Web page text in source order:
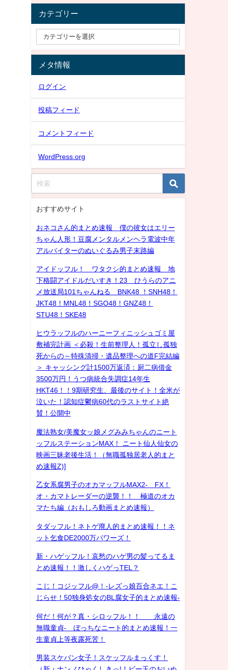
カテゴリー
メタ情報
ログイン
投稿フィード
コメントフィード
WordPress.org
おすすめサイト
おネコさん的まとめ速報 僕の彼女はエリー
ちゃん人形！豆腐メンタルメンヘラ電波中年
アルバイターのぬいぐるみ男子末路編
アイドッフル！ ワタクシ的まとめ速報 地
下格闘アイドルだいすき！23 ひうらのアニ
メ放送局101ちゃんねる BNK48 ！SNH48！
JKT48！MNL48！SGO48！GNZ48！
STU48！SKE48
ヒウラッフルのハーニーフィニッシュゴミ屋
敷補完計画 ＜必殺！生前整理人！孤立し孤独
死からの～特殊清掃・遺品整理への道F完結編
＞ キャッシング計1500万返済：厨二病借金
3500万円！うつ病統合失調症14年生
HKT46！！9期研究生、最後のサイト！全米が
泣いた！認知症鬱病60代のラストサイト絶
賛！公開中
魔法熟女/美魔女ッ娘メグみみちゃんのニート
ッフルステーションMAX！ ニート仙人仙女の
映画三昧老後生活！（無職孤独居老人的まと
め速報Z)]
乙女系腐男子のオカマッフルMAX2- FX！
オ・カマトレーダーの逆襲！！ 極道のオカ
マたち編（おもしろ動画まとめ速報）
タダッフル！ネトゲ廃人的まとめ速報！！ネ
ット乞食DE2000万パワーズ！
新・ハゲッフル！哀愁のハゲ男の髪ってるま
とめ速報！！激しくハゲっTEL？
こじ！コジッフル@！-レズっ娘百合ネエ！こ
じらせ！50独身処女のBL腐女子的まとめ速報-
何だ！何が？真・シロッフル！！ 永遠の
無職童貞- ぼっちなニート的まとめ速報！一
生童貞上等夜露死苦！
男装スケバン女子！スケッフルまっくす！